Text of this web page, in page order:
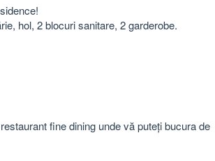
hol, 2 blocuri sanitare, 2 garderobe.
fine dining unde vă puteți bucura de